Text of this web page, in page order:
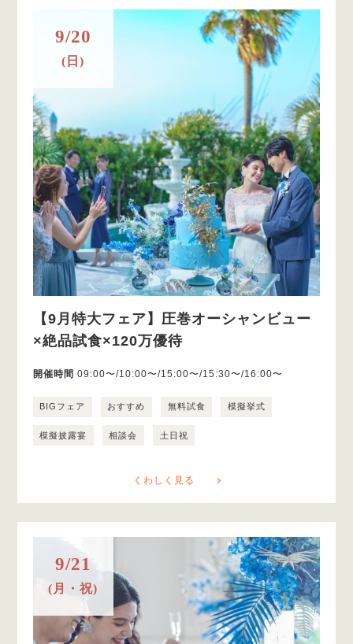
9/20
(日)
【9月特大フェア】圧巻オーシャンビュー
×絶品試食×120万優待
開催時間 09:00〜/10:00〜/15:00〜/15:30〜/16:00〜
BIGフェア おすすめ 無料試食 模擬挙式
模擬披露宴 相談会 土日祝
くわしく見る
9/21
(月・祝)